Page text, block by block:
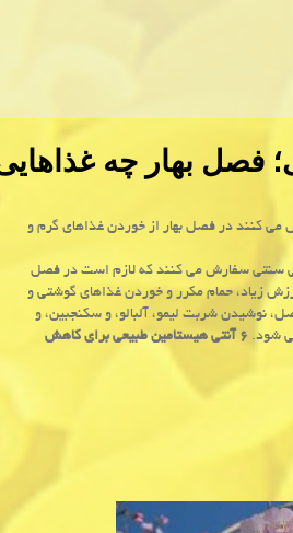
بهار چه
كنند در فصل بهار از خوردن غذاهای گرم و
سنتی سفارش می كنند كه لازم است در فصل
زیاد، حمام مكرر و خوردن غذاهای گوشتی و
نوشیدن شربت لیمو، آلبالو، و سكنجبین، و
شود.
۶ آنتی هیستامین طبیعی برای كاهش